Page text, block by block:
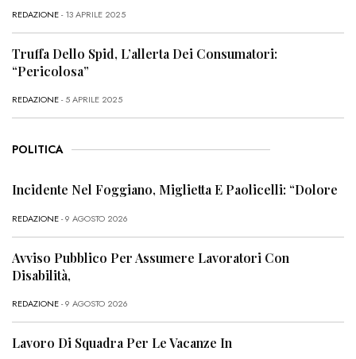
REDAZIONE- 13 APRILE 2025
Truffa Dello Spid, L’allerta Dei Consumatori:
“Pericolosa”
REDAZIONE- 5 APRILE 2025
POLITICA
Incidente Nel Foggiano, Miglietta E Paolicelli: “Dolore
REDAZIONE- 9 AGOSTO 2026
Avviso Pubblico Per Assumere Lavoratori Con
Disabilità,
REDAZIONE- 9 AGOSTO 2026
Lavoro Di Squadra Per Le Vacanze In